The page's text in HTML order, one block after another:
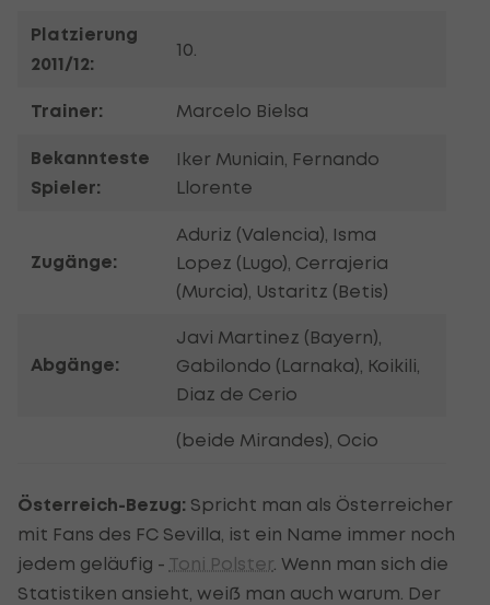
Platzierung
2011/12:
10.
Trainer: Marcelo Bielsa
Bekannteste
Spieler:
Iker Muniain, Fernando
Llorente
Zugänge:
Aduriz (Valencia), Isma
Lopez (Lugo), Cerrajeria
(Murcia), Ustaritz (Betis)
Abgänge:
Javi Martinez (Bayern),
Gabilondo (Larnaka), Koikili,
Diaz de Cerio
(beide Mirandes), Ocio
Österreich-Bezug: Spricht man als Österreicher
mit Fans des FC Sevilla, ist ein Name immer noch
jedem geläufig - Toni Polster . Wenn man sich die
Statistiken ansieht, weiß man auch warum. Der